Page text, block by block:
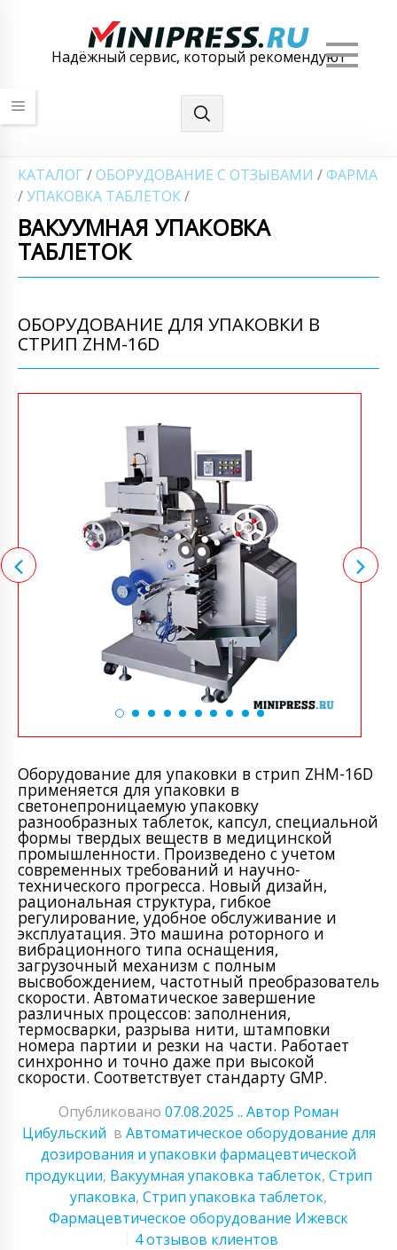
Надёжный сервис, который рекомендуют
КАТАЛОГ /ОБОРУДОВАНИЕ С ОТЗЫВАМИ /ФАРМА
/УПАКОВКА ТАБЛЕТОК/
ВАКУУМНАЯ УПАКОВКА
ТАБЛЕТОК
ОБОРУДОВАНИЕ ДЛЯ УПАКОВКИ В
СТРИП ZHM-16D
Оборудование для упаковки в стрип ZHM-16D
применяется для упаковки в
светонепроницаемую упаковку
разнообразных таблеток, капсул, специальной
формы твердых веществ в медицинской
промышленности. Произведено с учетом
современных требований и научно-
технического прогресса. Новый дизайн,
рациональная структура, гибкое
регулирование, удобное обслуживание и
эксплуатация. Это машина роторного и
вибрационного типа оснащения,
загрузочный механизм с полным
высвобождением, частотный преобразователь
скорости. Автоматическое завершение
различных процессов: заполнения,
термосварки, разрыва нити, штамповки
номера партии и резки на части. Работает
синхронно и точно даже при высокой
скорости. Соответствует стандарту GMP.
Опубликовано 07.08.2025 .. Автор Роман
Цибульский в Автоматическое оборудование для
дозирования и упаковки фармацевтической
продукции, Вакуумная упаковка таблеток, Стрип
упаковка, Стрип упаковка таблеток,
Фармацевтическое оборудование Ижевск
4 отзывов клиентов